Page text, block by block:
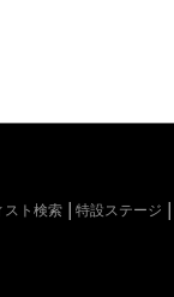
スト検索 特設ステージ